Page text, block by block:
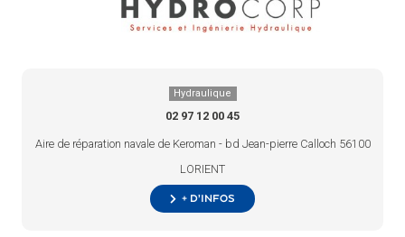
Hydraulique
02 97 12 00 45
Aire de réparation navale de Keroman - bd Jean-pierre Calloch 56100
LORIENT
+ d’infos